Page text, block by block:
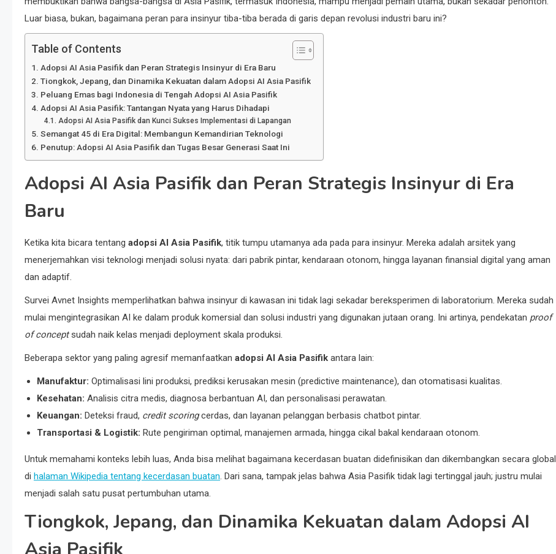
Luar biasa, bukan, bagaimana peran para insinyur tiba-tiba berada di garis depan revolusi industri baru ini?
Table of Contents
Adopsi AI Asia Pasifik dan Peran Strategis Insinyur di Era Baru
Tiongkok, Jepang, dan Dinamika Kekuatan dalam Adopsi AI Asia Pasifik
Peluang Emas bagi Indonesia di Tengah Adopsi AI Asia Pasifik
Adopsi AI Asia Pasifik: Tantangan Nyata yang Harus Dihadapi
Adopsi AI Asia Pasifik dan Kunci Sukses Implementasi di Lapangan
Semangat 45 di Era Digital: Membangun Kemandirian Teknologi
Penutup: Adopsi AI Asia Pasifik dan Tugas Besar Generasi Saat Ini
Adopsi AI Asia Pasifik dan Peran Strategis Insinyur di Era
Baru
Ketika kita bicara tentang adopsi AI Asia Pasifik, titik tumpu utamanya ada pada para insinyur. Mereka adalah arsitek yang
menerjemahkan visi teknologi menjadi solusi nyata: dari pabrik pintar, kendaraan otonom, hingga layanan finansial digital yang aman
dan adaptif.
Survei Avnet Insights memperlihatkan bahwa insinyur di kawasan ini tidak lagi sekadar bereksperimen di laboratorium. Mereka sudah
mulai mengintegrasikan AI ke dalam produk komersial dan solusi industri yang digunakan jutaan orang. Ini artinya, pendekatan proof
of conceptsudah naik kelas menjadi deployment skala produksi.
Beberapa sektor yang paling agresif memanfaatkan adopsi AI Asia Pasifik antara lain:
Manufaktur: Optimalisasi lini produksi, prediksi kerusakan mesin (predictive maintenance), dan otomatisasi kualitas.
Kesehatan: Analisis citra medis, diagnosa berbantuan AI, dan personalisasi perawatan.
Keuangan: Deteksi fraud, credit scoringcerdas, dan layanan pelanggan berbasis chatbot pintar.
Transportasi & Logistik: Rute pengiriman optimal, manajemen armada, hingga cikal bakal kendaraan otonom.
Untuk memahami konteks lebih luas, Anda bisa melihat bagaimana kecerdasan buatan didefinisikan dan dikembangkan secara global
di halaman Wikipedia tentang kecerdasan buatan. Dari sana, tampak jelas bahwa Asia Pasifik tidak lagi tertinggal jauh; justru mulai
menjadi salah satu pusat pertumbuhan utama.
Tiongkok, Jepang, dan Dinamika Kekuatan dalam Adopsi AI